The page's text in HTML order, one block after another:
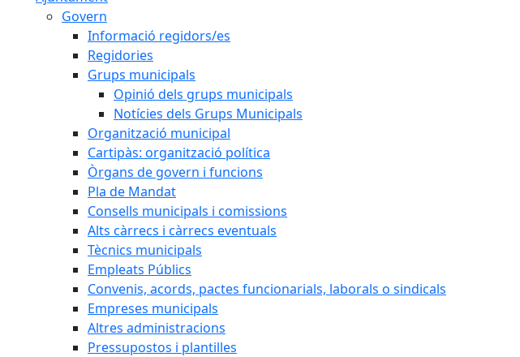
Govern
Informació regidors/es
Regidories
Grups municipals
Opinió dels grups municipals
Notícies dels Grups Municipals
Organització municipal
Cartipàs: organització política
Òrgans de govern i funcions
Pla de Mandat
Consells municipals i comissions
Alts càrrecs i càrrecs eventuals
Tècnics municipals
Empleats Públics
Convenis, acords, pactes funcionarials, laborals o sindicals
Empreses municipals
Altres administracions
Pressupostos i plantilles